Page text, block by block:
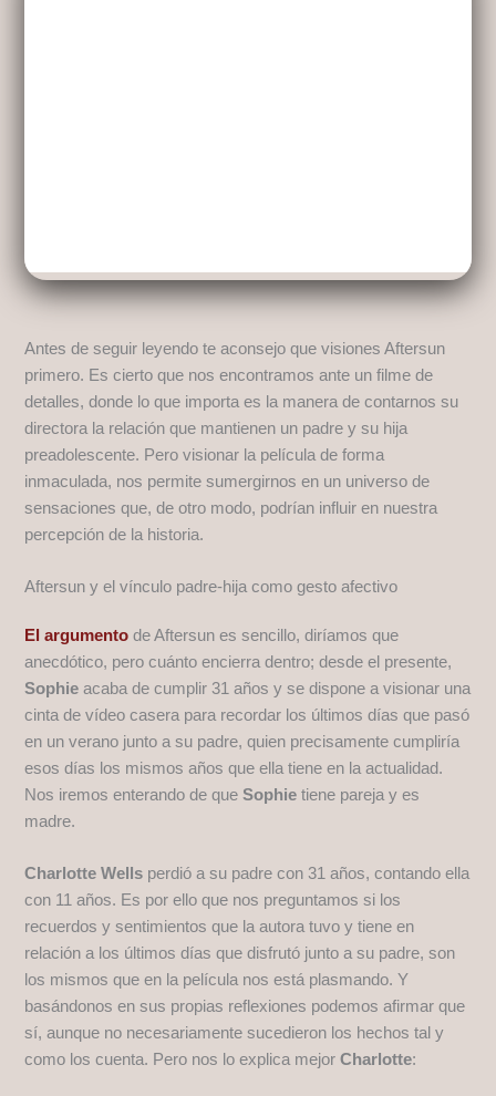
Antes de seguir leyendo te aconsejo que visiones Aftersun
primero. Es cierto que nos encontramos ante un filme de
detalles, donde lo que importa es la manera de contarnos su
directora la relación que mantienen un padre y su hija
preadolescente. Pero visionar la película de forma
inmaculada, nos permite sumergirnos en un universo de
sensaciones que, de otro modo, podrían influir en nuestra
percepción de la historia.
Aftersun y el vínculo padre-hija como gesto afectivo
El argumento de Aftersun es sencillo, diríamos que
anecdótico, pero cuánto encierra dentro; desde el presente,
Sophie acaba de cumplir 31 años y se dispone a visionar una
cinta de vídeo casera para recordar los últimos días que pasó
en un verano junto a su padre, quien precisamente cumpliría
esos días los mismos años que ella tiene en la actualidad.
Nos iremos enterando de queSophie tiene pareja y es
madre.
Charlotte Wells perdió a su padre con 31 años, contando ella
con 11 años. Es por ello que nos preguntamos si los
recuerdos y sentimientos que la autora tuvo y tiene en
relación a los últimos días que disfrutó junto a su padre, son
los mismos que en la película nos está plasmando. Y
basándonos en sus propias reflexiones podemos afirmar que
sí, aunque no necesariamente sucedieron los hechos tal y
como los cuenta. Pero nos lo explica mejorCharlotte: